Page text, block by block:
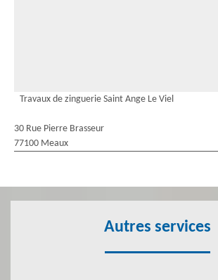
Travaux de zinguerie Saint Ange Le Viel
30 Rue Pierre Brasseur
77100 Meaux
Autres services